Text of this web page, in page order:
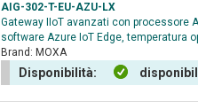
AIG-302-T-EU-AZU-LX
Gateway IIoT avanzati con processore
software Azure IoT Edge, temperatura
Brand: MOXA
Disponibilità: